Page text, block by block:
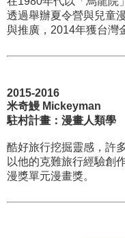
透過舉辦夏令營與兒童
與推廣，2014年獲台灣
2015-2016
米奇鰻 Mickeyman
駐村計畫：漫畫人類學
酷好旅行挖掘靈感，許
以他的克難旅行經驗創
漫獎單元漫畫獎。